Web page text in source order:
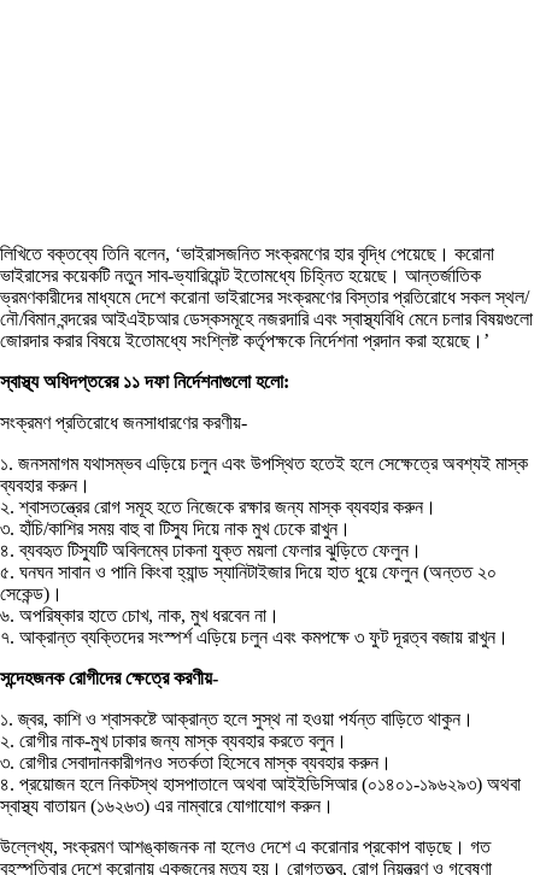
লিখিতে বক্তব্যে তিনি বলেন, ‘ভাইরাসজনিত সংক্রমণের হার বৃদ্ধি পেয়েছে। করোনা
ভাইরাসের কয়েকটি নতুন সাব-ভ্যারিয়েন্ট ইতোমধ্যে চিহ্নিত হয়েছে। আন্তর্জাতিক
ভ্রমণকারীদের মাধ্যমে দেশে করোনা ভাইরাসের সংক্রমণের বিস্তার প্রতিরোধে সকল স্থল/
নৌ/বিমান বন্দরের আইএইচআর ডেস্কসমূহে নজরদারি এবং স্বাস্থ্যবিধি মেনে চলার বিষয়গুলো
জোরদার করার বিষয়ে ইতোমধ্যে সংশ্লিষ্ট কর্তৃপক্ষকে নির্দেশনা প্রদান করা হয়েছে।’
স্বাস্থ্য অধিদপ্তরের ১১ দফা নির্দেশনাগুলো হলো:
সংক্রমণ প্রতিরোধে জনসাধারণের করণীয়-
১. জনসমাগম যথাসম্ভব এড়িয়ে চলুন এবং উপস্থিত হতেই হলে সেক্ষেত্রে অবশ্যই মাস্ক
ব্যবহার করুন।
২. শ্বাসতন্ত্রের রোগ সমূহ হতে নিজেকে রক্ষার জন্য মাস্ক ব্যবহার করুন।
৩. হাঁচি/কাশির সময় বাহু বা টিস্যু দিয়ে নাক মুখ ঢেকে রাখুন।
৪. ব্যবহৃত টিস্যুটি অবিলম্বে ঢাকনা যুক্ত ময়লা ফেলার ঝুড়িতে ফেলুন।
৫. ঘনঘন সাবান ও পানি কিংবা হ্যান্ড স্যানিটাইজার দিয়ে হাত ধুয়ে ফেলুন (অন্তত ২০
সেকেন্ড)।
৬. অপরিষ্কার হাতে চোখ, নাক, মুখ ধরবেন না।
৭. আক্রান্ত ব্যক্তিদের সংস্পর্শ এড়িয়ে চলুন এবং কমপক্ষে ৩ ফুট দূরত্ব বজায় রাখুন।
সন্দেহজনক রোগীদের ক্ষেত্রে করণীয়-
১. জ্বর, কাশি ও শ্বাসকষ্টে আক্রান্ত হলে সুস্থ না হওয়া পর্যন্ত বাড়িতে থাকুন।
২. রোগীর নাক-মুখ ঢাকার জন্য মাস্ক ব্যবহার করতে বলুন।
৩. রোগীর সেবাদানকারীগনও সতর্কতা হিসেবে মাস্ক ব্যবহার করুন।
৪. প্রয়োজন হলে নিকটস্থ হাসপাতালে অথবা আইইডিসিআর (০১৪০১-১৯৬২৯৩) অথবা
স্বাস্থ্য বাতায়ন (১৬২৬৩) এর নাম্বারে যোগাযোগ করুন।
উল্লেখ্য, সংক্রমণ আশঙ্কাজনক না হলেও দেশে এ করোনার প্রকোপ বাড়ছে। গত
বৃহস্পতিবার দেশে করোনায় একজনের মৃত্যু হয়। রোগতত্ত্ব, রোগ নিয়ন্ত্রণ ও গবেষণা